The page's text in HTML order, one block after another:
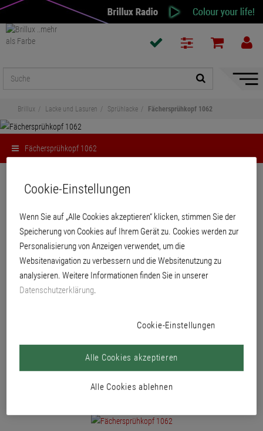
Brillux Lacke und Lasuren Sprühlacke Fächersprühkopf 1062
Fächersprühkopf 1062
Fächersprühkopf 1062
Sprühkopf mit einem breiteren Sprühstrahl für mittlere und größere Flächen.
Cookie-Einstellungen
Wenn Sie auf „Alle Cookies akzeptieren“ klicken, stimmen Sie der
Speicherung von Cookies auf Ihrem Gerät zu. Cookies werden zur
Personalisierung von Anzeigen verwendet, um die
Websitenavigation zu verbessern und die Websitenutzung zu
analysieren. Weitere Informationen finden Sie in unserer
Datenschutzerklärung.
Cookie-Einstellungen
Alle Cookies ablehnen
Alle Cookies akzeptieren